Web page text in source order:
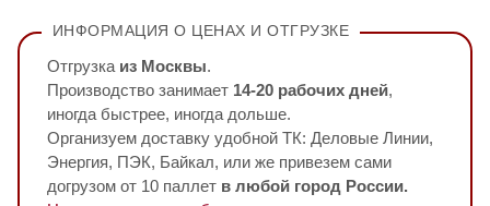
ИНФОРМАЦИЯ О ЦЕНАХ И ОТГРУЗКЕ
Отгрузка из Москвы.
Производство занимает 14-20 рабочих дней,
иногда быстрее, иногда дольше.
Организуем доставку удобной ТК: Деловые Линии,
Энергия, ПЭК, Байкал, или же привезем сами
догрузом от 10 паллет в любой город России.